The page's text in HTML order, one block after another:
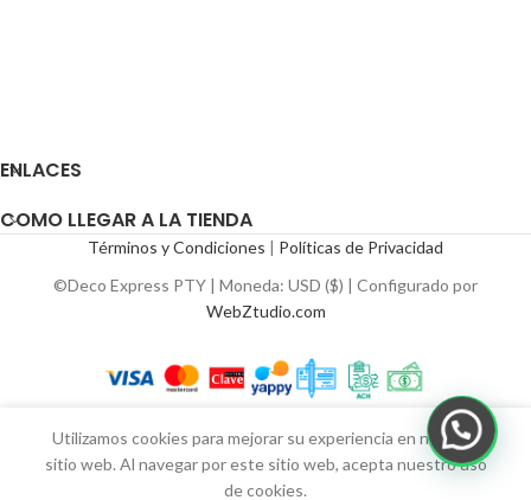
ENLACES
COMO LLEGAR A LA TIENDA
Términos y Condiciones | Políticas de Privacidad
©Deco Express PTY | Moneda: USD ($) | Configurado por
WebZtudio.com
Utilizamos cookies para mejorar su experiencia en nuestro
sitio web. Al navegar por este sitio web, acepta nuestro uso
de cookies.